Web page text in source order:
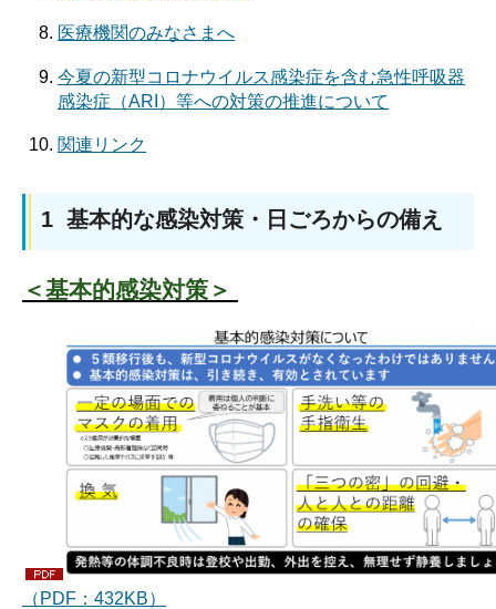
医療機関のみなさまへ
今夏の新型コロナウイルス感染症を含む急性呼吸器
感染症（ARI）等への対策の推進について
関連リンク
1 基本的な感染対策・日ごろからの備え
＜基本的感染対策＞
（PDF：432KB）